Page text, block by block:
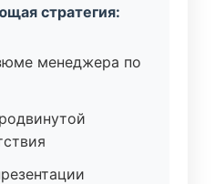
стратегия:
менеджера по